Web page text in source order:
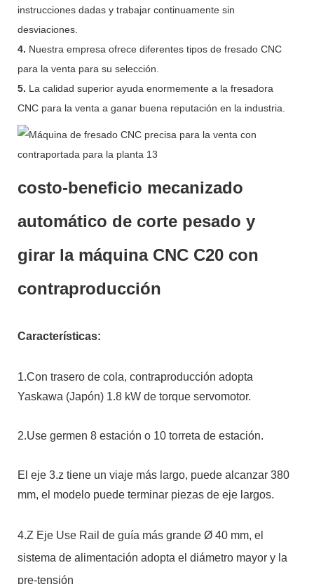
instrucciones dadas y trabajar continuamente sin
desviaciones.
4. Nuestra empresa ofrece diferentes tipos de fresado CNC
para la venta para su selección.
5. La calidad superior ayuda enormemente a la fresadora
CNC para la venta a ganar buena reputación en la industria.
costo-beneficio mecanizado
automático de corte pesado y
girar la máquina CNC C20 con
contraproducción
Características:
1.Con trasero de cola, contraproducción adopta
Yaskawa (Japón) 1.8 kW de torque servomotor.
2.Use germen 8 estación o 10 torreta de estación.
El eje 3.z tiene un viaje más largo, puede alcanzar 380
mm, el modelo puede terminar piezas de eje largos.
4.Z Eje Use Rail de guía más grande Ø 40 mm, el
sistema de alimentación adopta el diámetro mayor y la
pre-tensión